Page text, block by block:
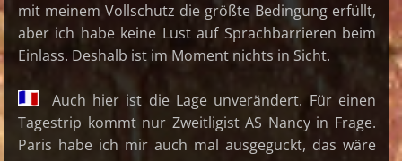
mit meinem Vollschutz die größte Bedingung erfüllt,
aber ich habe keine Lust auf Sprachbarrieren beim
Einlass. Deshalb ist im Moment nichts in Sicht.
Auch hier ist die Lage unverändert. Für einen
Tagestrip kommt nur Zweitligist AS Nancy in Frage.
Paris habe ich mir auch mal ausgeguckt, das wäre